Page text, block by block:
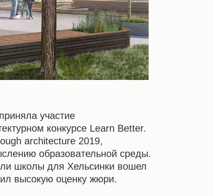
участие
конкурсе Learn Better.
architecture 2019,
образовательной среды.
школы для Хельсинки вошел
высокую оценку жюри.